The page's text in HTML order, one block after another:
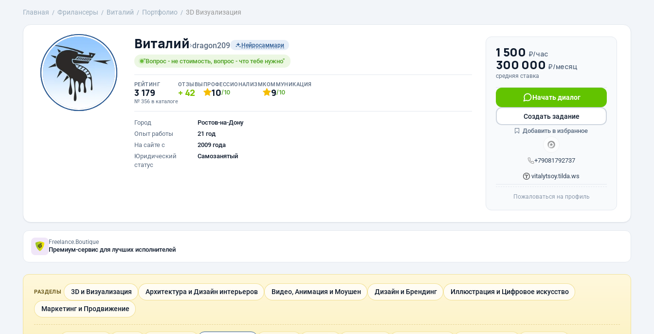
Главная Фрилансеры Виталий Портфолио 3D Визуализация
Виталий›dragon209 Нейросаммари
"Вопрос - не стоимость, вопрос - что тебе нужно"
РЕЙТИНГ
3 179
№ 356 в каталоге
ОТЗЫВЫ
42
ПРОФЕССИОНАЛИЗМ
10/10
КОММУНИКАЦИЯ
9/10
Город
Ростов-на-Дону
Опыт работы
21 год
На сайте с
2009 года
Юридический
статус
Самозанятый
1 500 ₽/час
300 000 ₽/месяц
средняя ставка
+79081792737
Начать диалог
vitalytsoy.tilda.ws
Создать задание
Добавить в избранное
Пожаловаться на профиль
Freelance.Boutique
Премиум-сервис для лучших исполнителей
РАЗДЕЛЫ 3D и Визуализация Архитектура и Дизайн интерьеров Видео, Анимация и Моушен Дизайн и Брендинг Иллюстрация и Цифровое искусство
Маркетинг и Продвижение